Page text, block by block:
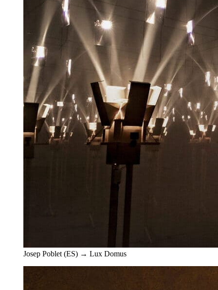
Josep Poblet (ES) → Lux Domus